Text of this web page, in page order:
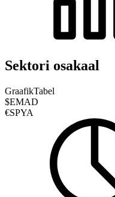
Sektori osakaal
GraafikTabel
$EMAD
€SPYA